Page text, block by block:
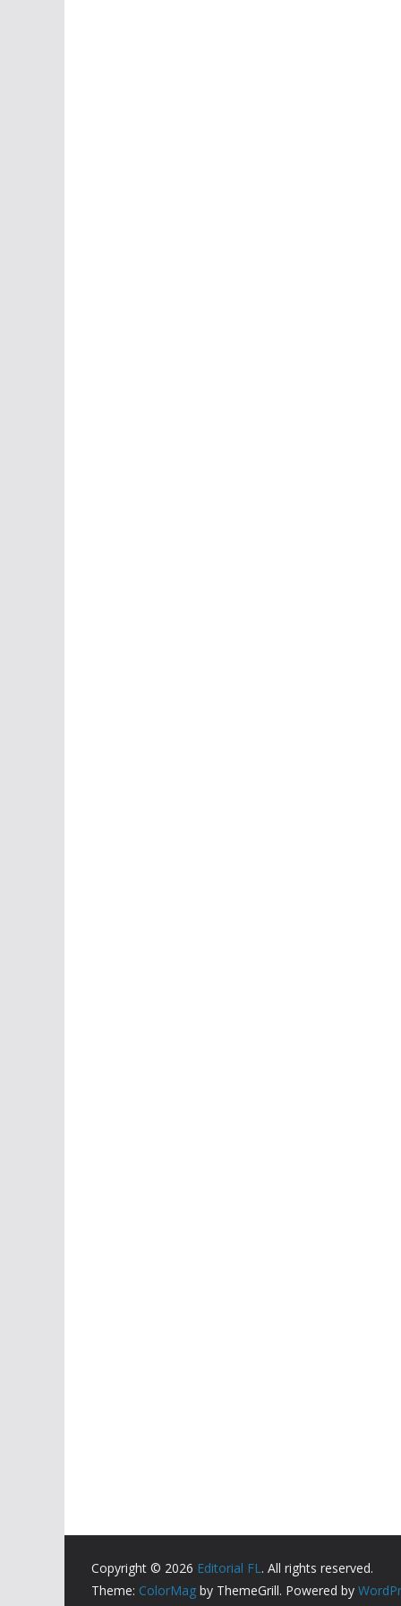
Copyright © 2026 Editorial FL. All rights reserved.
Theme: ColorMag by ThemeGrill. Powered by